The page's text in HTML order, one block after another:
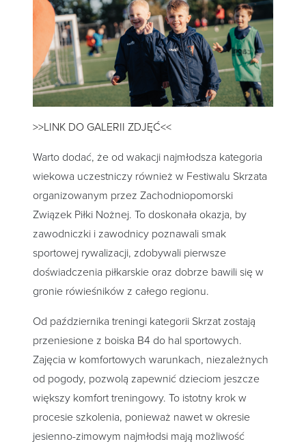
>>LINK DO GALERII ZDJĘĆ<<
Warto dodać, że od wakacji najmłodsza kategoria
wiekowa uczestniczy również w Festiwalu Skrzata
organizowanym przez Zachodniopomorski
Związek Piłki Nożnej. To doskonała okazja, by
zawodniczki i zawodnicy poznawali smak
sportowej rywalizacji, zdobywali pierwsze
doświadczenia piłkarskie oraz dobrze bawili się w
gronie rówieśników z całego regionu.
Od października treningi kategorii Skrzat zostają
przeniesione z boiska B4 do hal sportowych.
Zajęcia w komfortowych warunkach, niezależnych
od pogody, pozwolą zapewnić dzieciom jeszcze
większy komfort treningowy. To istotny krok w
procesie szkolenia, ponieważ nawet w okresie
jesienno-zimowym najmłodsi mają możliwość